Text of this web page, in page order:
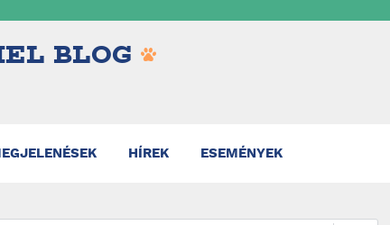
BLOG
HÍREK ESEMÉNYEK